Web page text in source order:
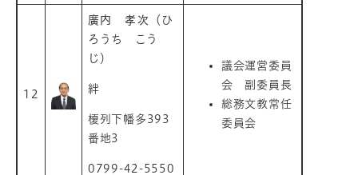
12
廣内 孝次
（ひ
ろうち こう
じ）
絆
榎列下幡多393
番地3
0799-42-5550
議会運営委員
会 副委員長
総務文教常任
委員会